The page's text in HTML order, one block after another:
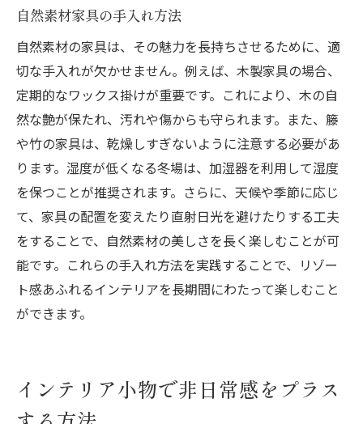
自然素材家具の手入れ方法
自然素材の家具は、その魅力を長持ちさせるために、適
切な手入れが欠かせません。例えば、木製家具の場合、
定期的なワックス掛けが重要です。これにより、木の自
然な艶が保たれ、汚れや傷からも守られます。また、籐
や竹の家具は、乾燥しすぎないように注意する必要があ
ります。湿度が低くなる冬場は、加湿器を利用して湿度
を保つことが推奨されます。さらに、天候や季節に応じ
て、家具の配置を変えたり直射日光を避けたりする工夫
をすることで、自然素材の美しさを長く楽しむことが可
能です。これらの手入れ方法を実践することで、リゾー
ト感あふれるインテリアを長期間にわたって楽しむこと
ができます。
インテリア小物で非日常感をプラス